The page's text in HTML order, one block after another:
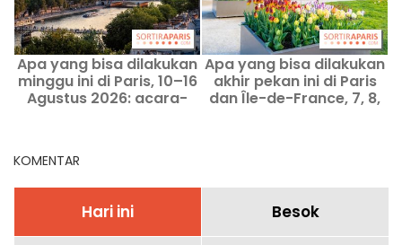
Apa yang bisa dilakukan
minggu ini di Paris, 10–16
Agustus 2026: acara-
Apa yang bisa dilakukan
akhir pekan ini di Paris
dan Île-de-France, 7, 8,
KOMENTAR
Hari ini Besok